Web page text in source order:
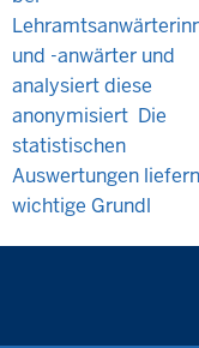
und -anwärter und
analysiert diese
anonymisiert Die
statistischen
Auswertungen
wichtige Grundl